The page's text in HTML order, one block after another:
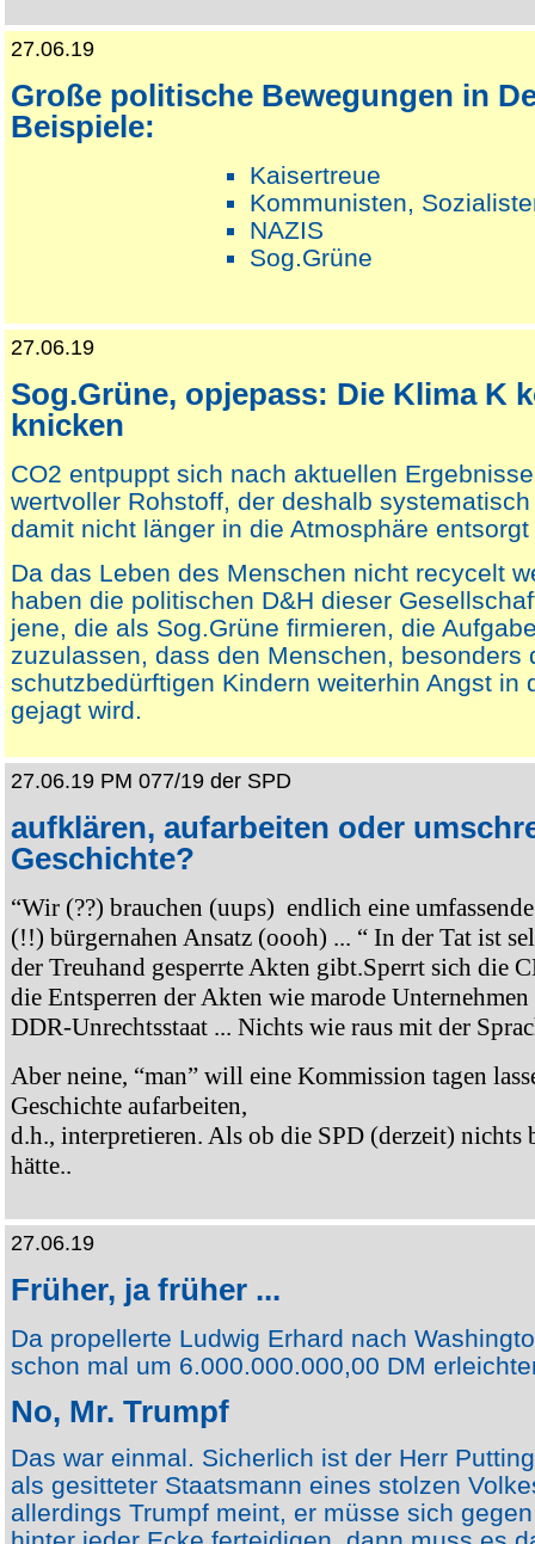
27.06.19
Große politische Bewegungen in
Beispiele:
Kaisertreue
Kommunisten,
NAZIS
Sog.Grüne
27.06.19
Sog.Grüne, opjepass: Die Klima K
knicken
CO2 entpuppt sich nach aktuellen
wertvoller Rohstoff, der deshalb
damit nicht länger in die Atmosphäre entsorgt
Da das Leben des Menschen nicht recycelt
haben die politischen D&H dieser
jene, die als Sog.Grüne firmieren, die
zuzulassen, dass den Menschen, besonders
schutzbedürftigen Kindern weiterhin Angst in
gejagt wird.
27.06.19 PM 077/19 der SPD
aufklären, aufarbeiten oder
Geschichte?
“Wir (??) brauchen (uups) endlich eine
(!!) bürgernahen Ansatz (oooh) ... “ In der Tat ist
der Treuhand gesperrte Akten gibt.Sperrt sich die
die Entsperren der Akten wie marode
DDR-Unrechtsstaat ... Nichts wie raus mit der
Aber neine, “man” will eine Kommission tagen
Geschichte aufarbeiten,
d.h., interpretieren. Als ob die SPD (derzeit) nichts
hätte..
27.06.19
Früher, ja früher ...
Da propellerte Ludwig Erhard nach
schon mal um 6.000.000.000,00 DM
No, Mr. Trumpf
Das war einmal. Sicherlich ist der Herr
als gesitteter Staatsmann eines stolzen
allerdings Trumpf meint, er müsse sich